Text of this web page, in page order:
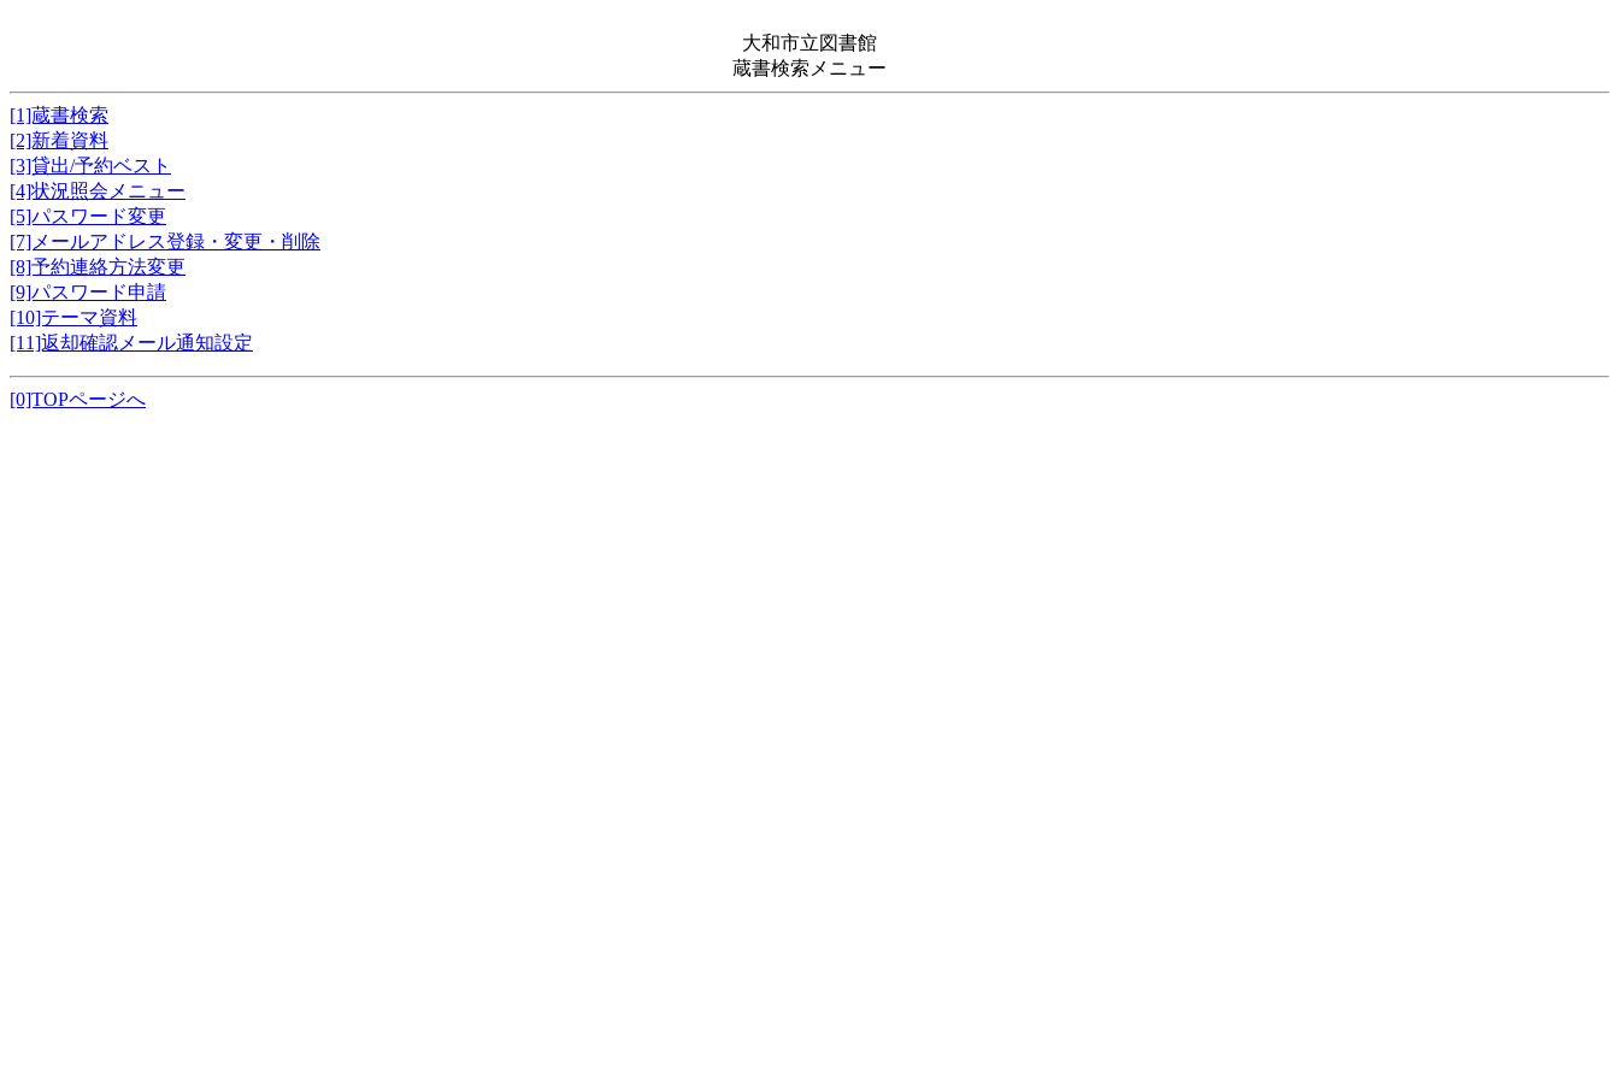
大和市立図書館
蔵書検索メニュー
[1]蔵書検索
[2]新着資料
[3]貸出/予約ベスト
[4]状況照会メニュー
[5]パスワード変更
[7]メールアドレス登録・変更・削除
[8]予約連絡方法変更
[9]パスワード申請
[10]テーマ資料
[11]返却確認メール通知設定
[0]TOPページへ